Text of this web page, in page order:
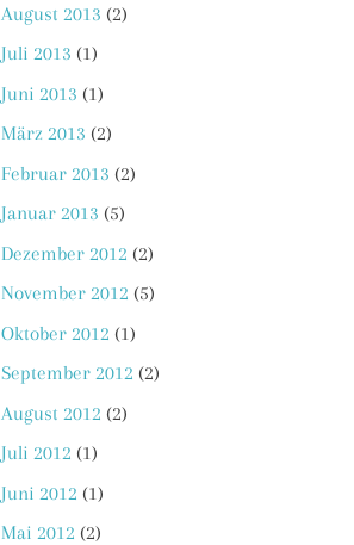
August 2013 (2)
Juli 2013 (1)
Juni 2013 (1)
März 2013 (2)
Februar 2013 (2)
Januar 2013 (5)
Dezember 2012 (2)
November 2012 (5)
Oktober 2012 (1)
September 2012 (2)
August 2012 (2)
Juli 2012 (1)
Juni 2012 (1)
Mai 2012 (2)